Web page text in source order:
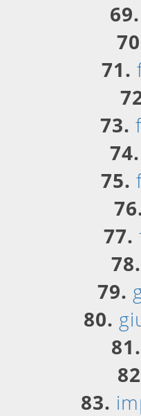
69.
71.
73.
74.
75.
77.
78.
79.
80.
81.
83.